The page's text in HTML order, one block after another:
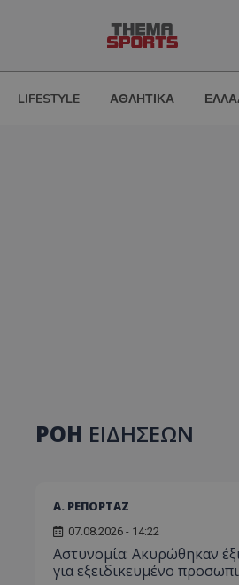
LIFESTYLE ΑΘΛΗΤΙΚΑ
ΡΟΗ ΕΙΔΗΣΕΩΝ
Α. ΡΕΠΟΡΤΑΖ
07.08.2026 - 14:22
Αστυνομία: Ακυρώθηκαν
για εξειδικευμένο